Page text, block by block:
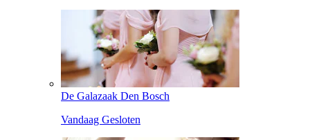
De Galazaak Den Bosch
Vandaag Gesloten